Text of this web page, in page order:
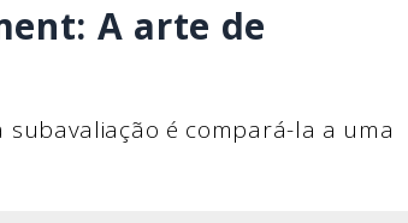
A arte de
é compará-la a uma